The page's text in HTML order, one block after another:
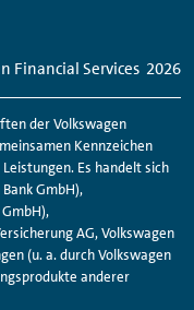
Financial Services 2026
der Volkswagen
Kennzeichen
Es handelt sich
GmbH),
AG, Volkswagen
(u. a. durch Volkswagen
anderer